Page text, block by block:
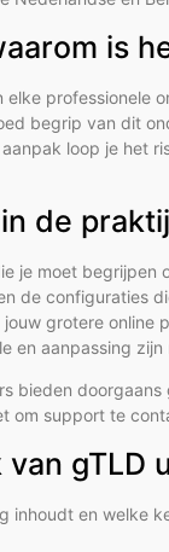
is
professionele
begrip van dit
loop je het
de
je moet begrijpen
de configuraties
grotere online
en aanpassing zijn
bieden
om support te
gTLD
inhoudt en welke